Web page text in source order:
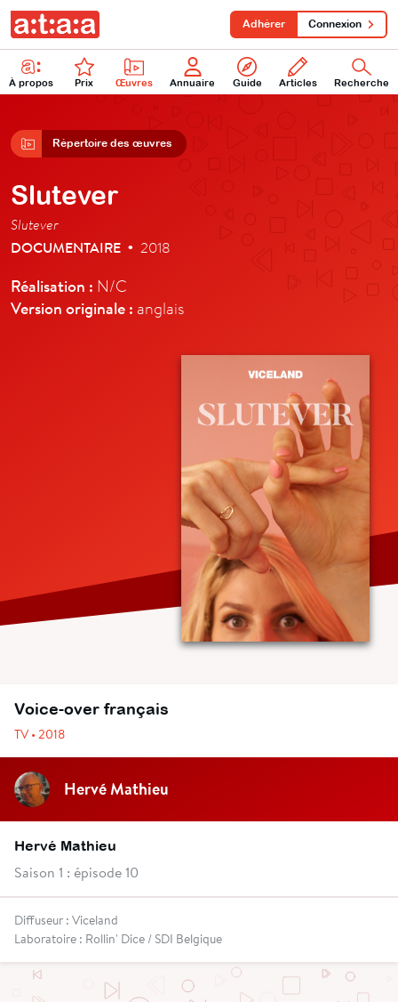
À propos Prix Œuvres Annuaire Guide Articles Recherche
Adhérer Connexion
Répertoire des œuvres
Slutever
Slutever
DOCUMENTAIRE • 2018
Réalisation : N/C
Version originale : anglais
Voice-over français
TV • 2018
Hervé Mathieu
Hervé Mathieu
Saison 1 : épisode 10
Diffuseur : Viceland
Laboratoire : Rollin' Dice / SDI Belgique